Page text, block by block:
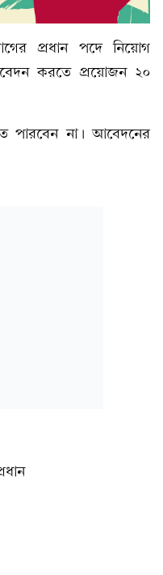
প্রধান পদে নিয়োগ
করতে প্রয়োজন ২০
পারবেন না। আবেদনের